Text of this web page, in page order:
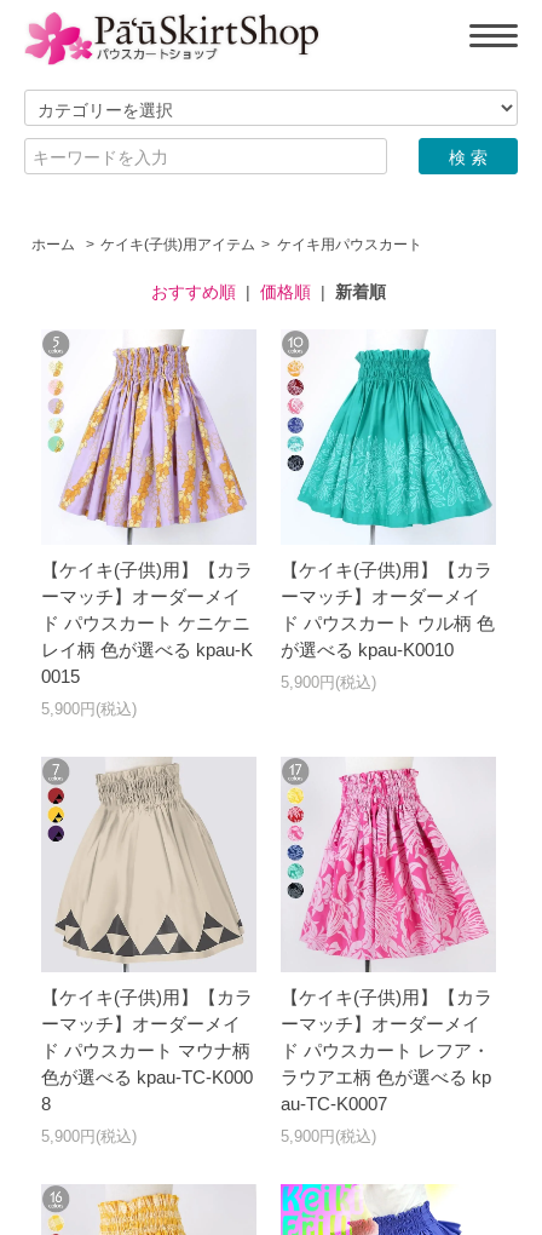
ホーム > ケイキ(子供)用アイテム > ケイキ用パウスカート
おすすめ順| 価格順| 新着順
【ケイキ(子供)用】【カラ
ーマッチ】オーダーメイ
ド パウスカート ケニケニ
レイ柄 色が選べる kpau-K
0015
5,900円(税込)
【ケイキ(子供)用】【カラ
ーマッチ】オーダーメイ
ド パウスカート ウル柄 色
が選べる kpau-K0010
5,900円(税込)
【ケイキ(子供)用】【カラ
ーマッチ】オーダーメイ
ド パウスカート マウナ柄
色が選べる kpau-TC-K000
8
5,900円(税込)
【ケイキ(子供)用】【カラ
ーマッチ】オーダーメイ
ド パウスカート レフア・
ラウアエ柄 色が選べる kp
au-TC-K0007
5,900円(税込)